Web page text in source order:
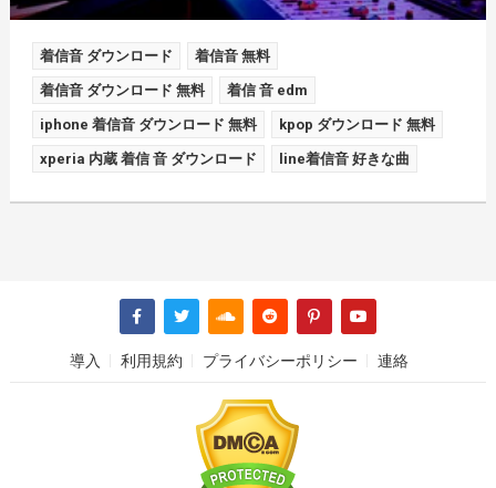
着信音 ダウンロード 着信音 無料
着信音 ダウンロード 無料 着信 音 edm
iphone 着信音 ダウンロード 無料 kpop ダウンロード 無料
xperia 内蔵 着信 音 ダウンロード line着信音 好きな曲
導入 利用規約 プライバシーポリシー 連絡